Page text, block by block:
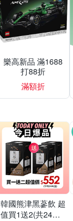
樂高新品 滿1688
打88折
滿額折
韓國熊津黑蔘飲 超
值買1送2(共24入